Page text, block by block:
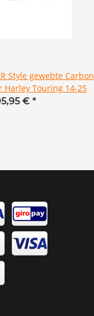
Style gewebte Carbon
Harley Touring 14-25
€ *